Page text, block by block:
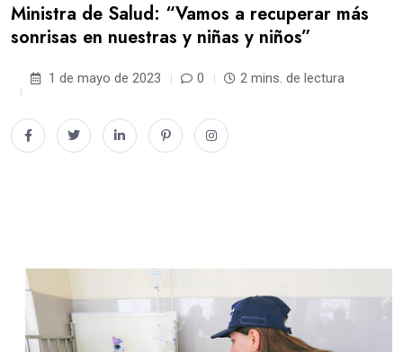
Ministra de Salud: “Vamos a recuperar más
sonrisas en nuestras y niñas y niños”
1 de mayo de 2023 0 2 mins. de lectura